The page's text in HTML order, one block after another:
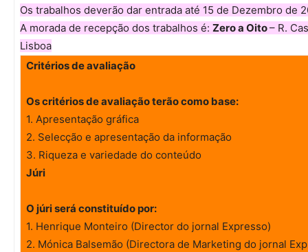
Os trabalhos deverão dar entrada até 15 de Dezembro de
A morada de recepção dos trabalhos é: Zero a Oito– R.
Lisboa
Critérios de avaliação
Os critérios de avaliação terão como base:
1. Apresentação gráfica
2. Selecção e apresentação da informação
3. Riqueza e variedade do conteúdo
Júri
O júri será constituído por:
1. Henrique Monteiro (Director do jornal Expresso)
2. Mónica Balsemão (Directora de Marketing do jornal